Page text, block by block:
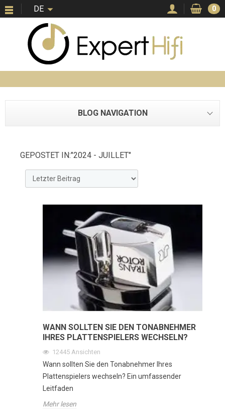
DE 0
BLOG NAVIGATION
GEPOSTET IN:"2024 - JUILLET"
WANN SOLLTEN SIE DEN TONABNEHMER
IHRES PLATTENSPIELERS WECHSELN?
12445 Ansichten
Wann sollten Sie den Tonabnehmer Ihres
Plattenspielers wechseln? Ein umfassender
Leitfaden
Mehr lesen